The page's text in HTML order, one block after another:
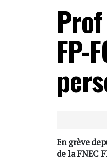
FP-
En grève
de la FNEC